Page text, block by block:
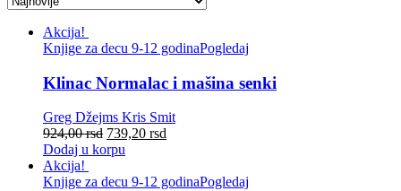
Akcija!
Knjige za decu 9-12 godinaPogledaj
Klinac Normalac i mašina senki
Greg Džejms Kris Smit
924,00rsd 739,20 rsd
Dodaj u korpu
Akcija!
Knjige za decu 9-12 godinaPogledaj